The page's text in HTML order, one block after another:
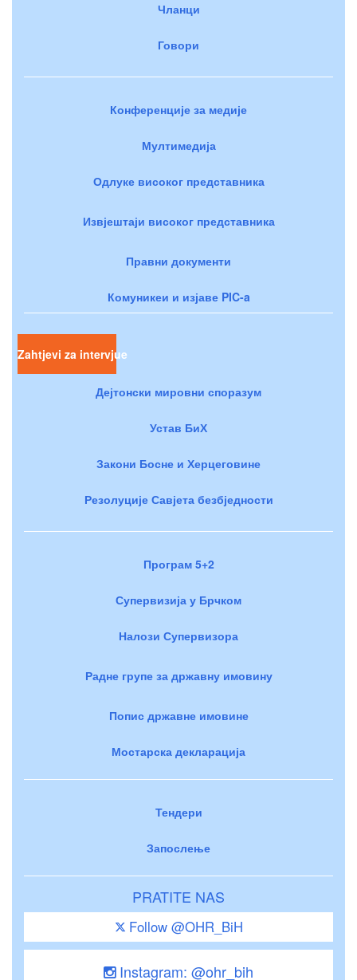
Чланци
Говори
Конференције за медије
Мултимедија
Одлуке високог представника
Извјештаји високог представника
Правни документи
Комуникеи и изјаве PIC-a
Zahtjevi za intervjue
Дејтонски мировни споразум
Устав БиХ
Закони Босне и Херцеговине
Резолуције Савјета безбједности
Програм 5+2
Супервизија у Брчком
Налози Супервизора
Радне групе за државну имовину
Попис државне имовине
Мостарска декларација
Тендери
Запослење
PRATITE NAS
Follow @OHR_BiH
Instagram: @ohr_bih